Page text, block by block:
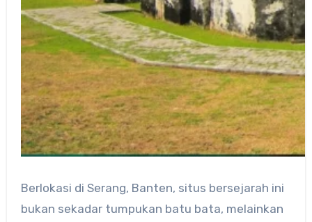
Berlokasi di Serang, Banten, situs bersejarah ini
bukan sekadar tumpukan batu bata, melainkan